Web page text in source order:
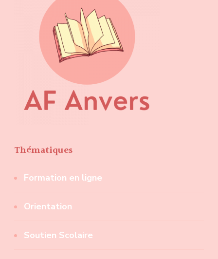
Thématiques
Formation en ligne
Orientation
Soutien Scolaire